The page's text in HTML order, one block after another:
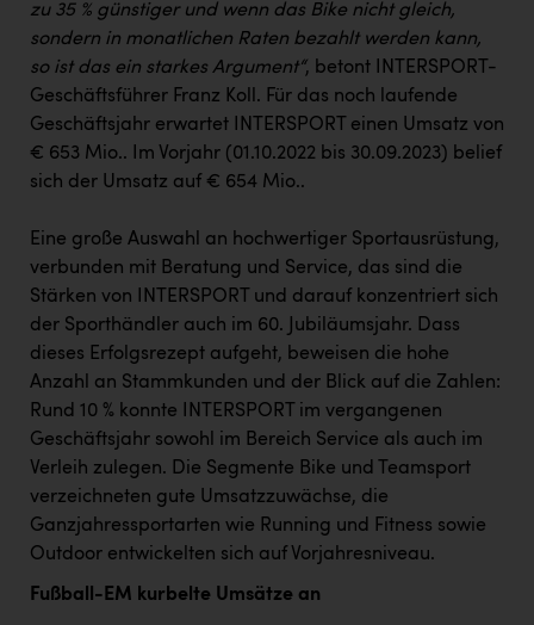
zu 35 % günstiger und wenn das Bike nicht gleich,
sondern in monatlichen Raten bezahlt werden kann,
so ist das ein starkes Argument“, betont INTERSPORT-
Geschäftsführer Franz Koll. Für das noch laufende
Geschäftsjahr erwartet INTERSPORT einen Umsatz von
€ 653 Mio.. Im Vorjahr (01.10.2022 bis 30.09.2023) belief
sich der Umsatz auf € 654 Mio..
Eine große Auswahl an hochwertiger Sportausrüstung,
verbunden mit Beratung und Service, das sind die
Stärken von INTERSPORT und darauf konzentriert sich
der Sporthändler auch im 60. Jubiläumsjahr. Dass
dieses Erfolgsrezept aufgeht, beweisen die hohe
Anzahl an Stammkunden und der Blick auf die Zahlen:
Rund 10 % konnte INTERSPORT im vergangenen
Geschäftsjahr sowohl im Bereich Service als auch im
Verleih zulegen. Die Segmente Bike und Teamsport
verzeichneten gute Umsatzzuwächse, die
Ganzjahressportarten wie Running und Fitness sowie
Outdoor entwickelten sich auf Vorjahresniveau.
Fußball-EM kurbelte Umsätze an